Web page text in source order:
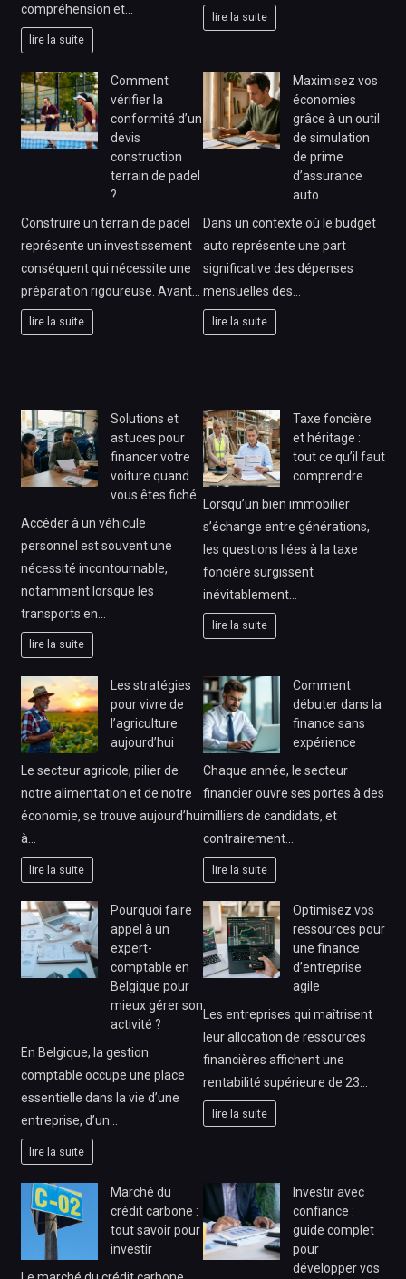
compréhension et…
lire la suite
lire la suite
Comment
vérifier la
conformité d’un
devis
construction
terrain de padel
?
Construire un terrain de padel
représente un investissement
conséquent qui nécessite une
préparation rigoureuse. Avant…
lire la suite
Maximisez vos
économies
grâce à un outil
de simulation
de prime
d’assurance
auto
Dans un contexte où le budget
auto représente une part
significative des dépenses
mensuelles des…
lire la suite
Solutions et
astuces pour
financer votre
voiture quand
vous êtes fiché
Accéder à un véhicule
personnel est souvent une
nécessité incontournable,
notamment lorsque les
transports en…
lire la suite
Taxe foncière
et héritage :
tout ce qu’il faut
comprendre
Lorsqu’un bien immobilier
s’échange entre générations,
les questions liées à la taxe
foncière surgissent
inévitablement…
lire la suite
Les stratégies
pour vivre de
l’agriculture
aujourd’hui
Le secteur agricole, pilier de
notre alimentation et de notre
économie, se trouve aujourd’hui
à…
lire la suite
Comment
débuter dans la
finance sans
expérience
Chaque année, le secteur
financier ouvre ses portes à des
milliers de candidats, et
contrairement…
lire la suite
Pourquoi faire
appel à un
expert-
comptable en
Belgique pour
mieux gérer son
activité ?
En Belgique, la gestion
comptable occupe une place
essentielle dans la vie d’une
entreprise, d’un…
lire la suite
Optimisez vos
ressources pour
une finance
d’entreprise
agile
Les entreprises qui maîtrisent
leur allocation de ressources
financières affichent une
rentabilité supérieure de 23…
lire la suite
Marché du
crédit carbone :
tout savoir pour
investir
Investir avec
confiance :
guide complet
pour
développer vos